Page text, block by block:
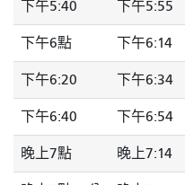
下午5:40 下午5:55
下午6點 下午6:14
下午6:20 下午6:34
下午6:40 下午6:54
晚上7點 晚上7:14